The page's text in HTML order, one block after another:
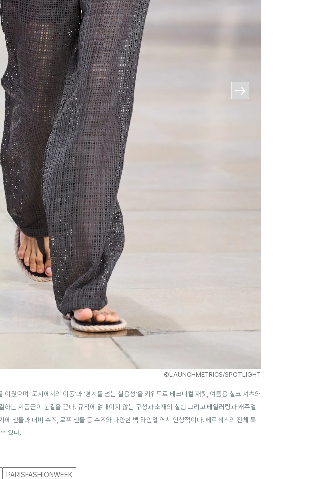
©LAUNCHMETRICS/SPOTLIGHT
뤘으며 ‘도시에서의 이동’과 ‘경계를 넘는 실용성’을 키워드로 테크니컬 재킷, 여름용 실크 셔츠와
하는 제품군이 눈길을 끈다. 규칙에 얽매이지 않는 구성과 소재의 실험 그리고 테일러링과 캐주얼
에 샌들과 더비 슈즈, 로프 샌들 등 슈즈와 다양한 백 라인업 역시 인상적이다. 에르메스의 전체 룩
있다.
PARISFASHIONWEEK